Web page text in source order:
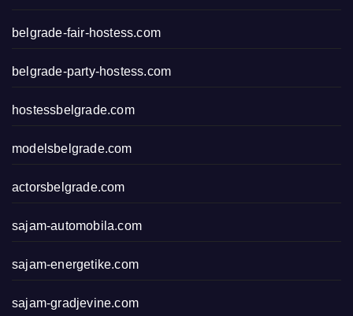
belgrade-fair-hostess.com
belgrade-party-hostess.com
hostessbelgrade.com
modelsbelgrade.com
actorsbelgrade.com
sajam-automobila.com
sajam-energetike.com
sajam-gradjevine.com